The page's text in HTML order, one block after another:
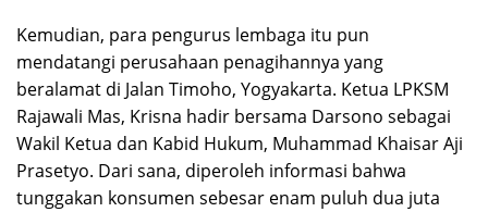
Kemudian, para pengurus lembaga itu pun
mendatangi perusahaan penagihannya yang
beralamat di Jalan Timoho, Yogyakarta. Ketua LPKSM
Rajawali Mas, Krisna hadir bersama Darsono sebagai
Wakil Ketua dan Kabid Hukum, Muhammad Khaisar Aji
Prasetyo. Dari sana, diperoleh informasi bahwa
tunggakan konsumen sebesar enam puluh dua juta